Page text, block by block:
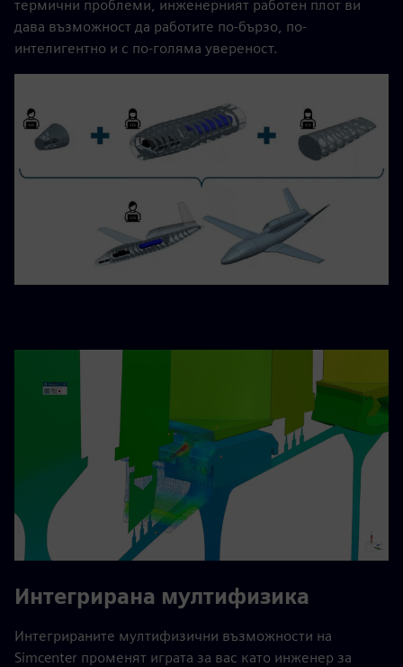
термични проблеми, инженерният работен плот ви
дава възможност да работите по-бързо, по-
интелигентно и с по-голяма увереност.
Интегрирана мултифизика
Интегрираните мултифизични възможности на
Simcenter променят играта за вас като инженер за